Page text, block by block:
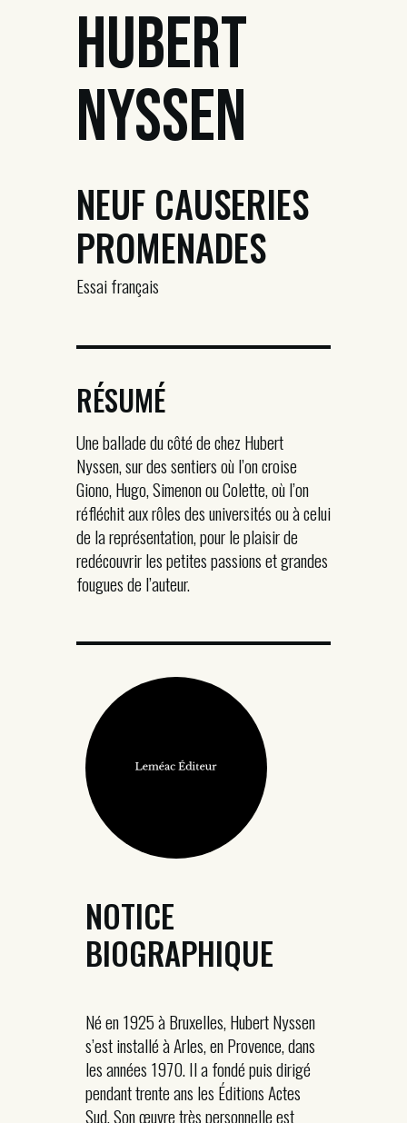
Hubert
Nyssen
NEUF CAUSERIES
PROMENADES
Essai français
RÉSUMÉ
Une ballade du côté de chez Hubert
Nyssen, sur des sentiers où l’on croise
Giono, Hugo, Simenon ou Colette, où l’on
réfléchit aux rôles des universités ou à celui
de la représentation, pour le plaisir de
redécouvrir les petites passions et grandes
fougues de l’auteur.
NOTICE
BIOGRAPHIQUE
Né en 1925 à Bruxelles, Hubert Nyssen
s’est installé à Arles, en Provence, dans
les années 1970. Il a fondé puis dirigé
pendant trente ans les Éditions Actes
Sud. Son œuvre très personnelle est